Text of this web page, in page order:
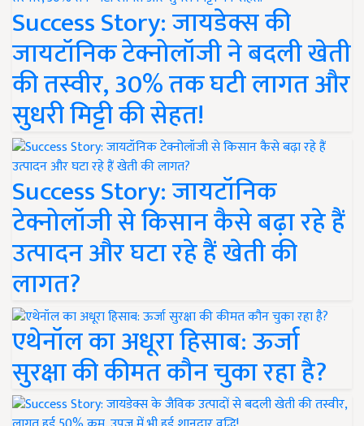
Success Story: जायडेक्स की
जायटॉनिक टेक्नोलॉजी ने बदली खेती
की तस्वीर, 30% तक घटी लागत और
सुधरी मिट्टी की सेहत!
Success Story: जायटॉनिक
टेक्नोलॉजी से किसान कैसे बढ़ा रहे हैं
उत्पादन और घटा रहे हैं खेती की
लागत?
एथेनॉल का अधूरा हिसाब: ऊर्जा
सुरक्षा की कीमत कौन चुका रहा है?